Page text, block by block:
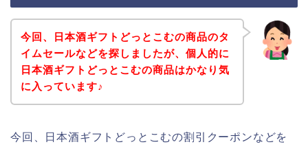
今回、日本酒ギフトどっとこむの商品のタ
イムセールなどを探しましたが、個人的に
日本酒ギフトどっとこむの商品はかなり気
に入っています♪
今回、日本酒ギフトどっとこむの割引クーポンなどを